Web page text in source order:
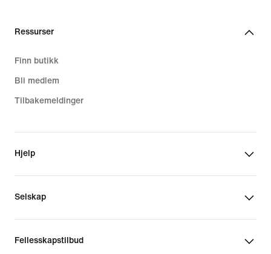
Ressurser
Finn butikk
Bli medlem
Tilbakemeldinger
Hjelp
Selskap
Fellesskapstilbud